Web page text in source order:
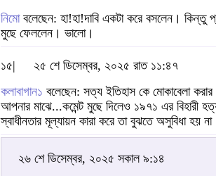
নিমোবলেছেন: হা!হা!দাবি একটা করে বসলেন। কিন্তু
মুছে ফেললেন। ভালো।
১৫|
২৫ শে ডিসেম্বর, ২০২৫ রাত ১১:৪৭
কলাবাগান১ বলেছেন: সত্য ইতিহাস কে মোকাবেলা
আপনার মাঝে...কমেন্ট মুছে দিলেও ১৯৭১ এর বিহারী
স্বাধীনতার মূল্যায়ন কারা করে তা বুঝতে অসুবিধা হয় না
২৬ শে ডিসেম্বর, ২০২৫ সকাল ৯:১৪